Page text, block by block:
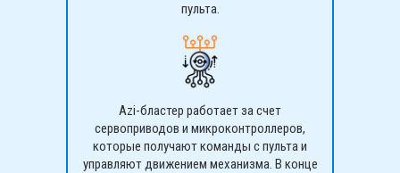
пульта.
Azi-бластер работает за счет
сервоприводов и микроконтроллеров,
которые получают команды с пульта и
управляют движением механизма. В конце